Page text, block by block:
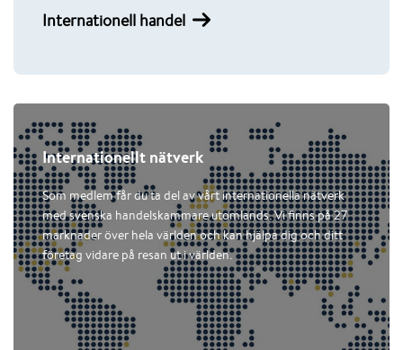
Internationell handel
Internationellt nätverk
Som medlem får du ta del av vårt internationella nätverk
med svenska handelskammare utomlands. Vi finns på 27
marknader över hela världen och kan hjälpa dig och ditt
företag vidare på resan ut i världen.